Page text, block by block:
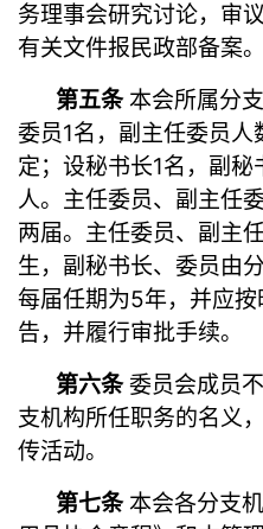
务理事会研究讨论，审
有关文件报民政部备案。
第五条 本会所属分
委员1名，副主任委员
定；设秘书长1名，副
人。主任委员、副主任
两届。主任委员、副主
生，副秘书长、委员由
每届任期为5年，并应
告，并履行审批手续。
第六条 委员会成员
支机构所任职务的名义
传活动。
第七条 本会各分支